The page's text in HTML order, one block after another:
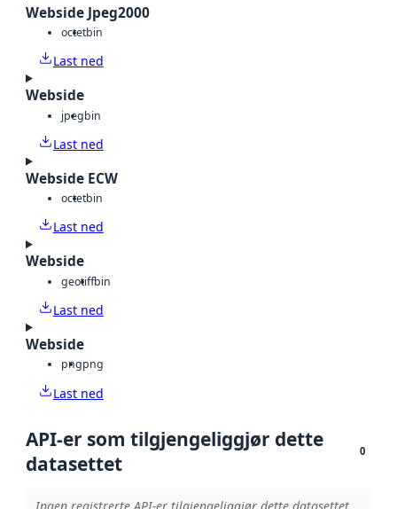
Webside Jpeg2000
octetbin
Last ned
Webside
jpegbin
Last ned
Webside ECW
octetbin
Last ned
Webside
geotiffbin
Last ned
Webside
pngpng
Last ned
API-er som tilgjengeliggjør dette
datasettet
0